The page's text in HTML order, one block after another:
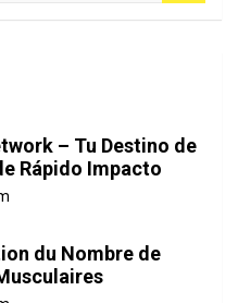
– Tu Destino de
Rápido Impacto
du Nombre de